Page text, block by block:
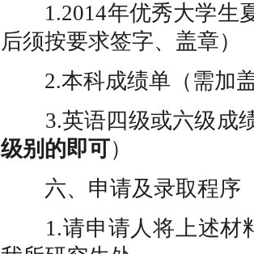
1.2014年优秀大学生
后须按要求签字、盖章）
2.本科成绩单（需加
3.英语四级或六级成
级别的即可）
六、申请及录取程序
1.请申请人将上述材